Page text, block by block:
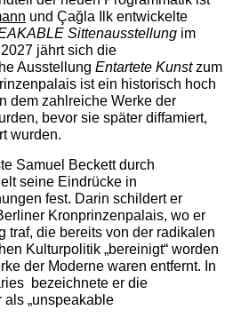
und Çağla Ilk entwickelte
Sittenausstellungim
jährt sich die
Ausstellung Entartete Kunstzum
ist ein historisch hoch
dem zahlreiche Werke der
bevor sie später diffamiert,
wurden.
Samuel Beckett durch
seine Eindrücke in
fest. Darin schildert er
Kronprinzenpalais, wo er
traf, die bereits von der radikalen
Kulturpolitik „bereinigt“ worden
der Moderne waren entfernt. In
bezeichnete er die
„unspeakable